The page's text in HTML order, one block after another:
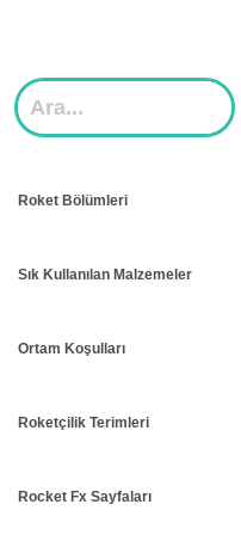
content
Roket Bölümleri
Sık Kullanılan Malzemeler
Ortam Koşulları
Roketçilik Terimleri
Rocket Fx Sayfaları